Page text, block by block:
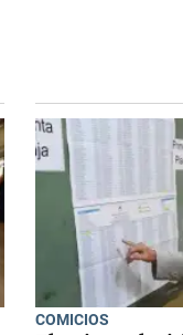
COMICIOS